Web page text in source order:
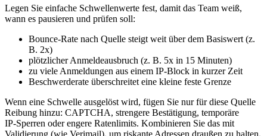
Legen Sie einfache Schwellenwerte fest, damit das Team weiß,
wann es pausieren und prüfen soll:
Bounce‑Rate nach Quelle steigt weit über dem Basiswert (z.
B. 2x)
plötzlicher Anmeldeausbruch (z. B. 5x in 15 Minuten)
zu viele Anmeldungen aus einem IP‑Block in kurzer Zeit
Beschwerderate überschreitet eine kleine feste Grenze
Wenn eine Schwelle ausgelöst wird, fügen Sie nur für diese Quelle
Reibung hinzu: CAPTCHA, strengere Bestätigung, temporäre
IP‑Sperren oder engere Ratenlimits. Kombinieren Sie das mit
Validierung (wie Verimail), um riskante Adressen draußen zu halten,